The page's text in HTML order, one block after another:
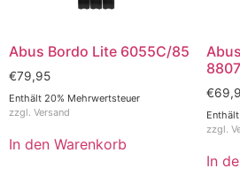
Abus Bordo Lite 6055C/85
€79,95
Enthält 20% Mehrwertsteuer
zzgl. Versand
In den Warenkorb
€
zzgl.
In